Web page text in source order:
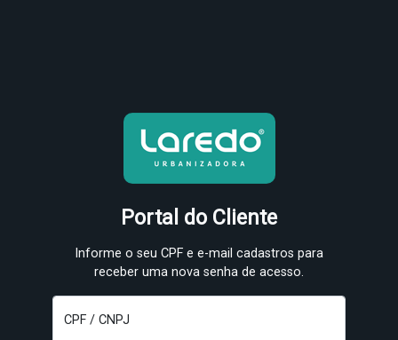
Portal do Cliente
Informe o seu CPF e e-mail cadastros para
receber uma nova senha de acesso.
CPF / CNPJ